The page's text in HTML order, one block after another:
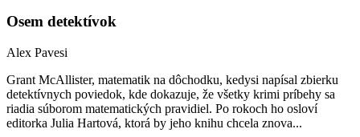
Osem detektívok
Alex Pavesi
Grant McAllister, matematik na dôchodku, kedysi napísal zbierku
detektívnych poviedok, kde dokazuje, že všetky krimi príbehy sa
riadia súborom matematických pravidiel. Po rokoch ho osloví
editorka Julia Hartová, ktorá by jeho knihu chcela znova...